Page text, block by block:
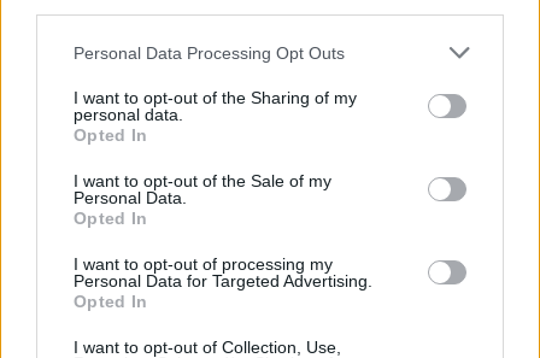
Personal Data Processing Opt Outs
I want to opt-out of the Sharing of my
personal data.
Opted In
I want to opt-out of the Sale of my
Personal Data.
Opted In
I want to opt-out of processing my
Personal Data for Targeted Advertising.
Opted In
I want to opt-out of Collection, Use,
Ennen IJ-lahtena tunnettu IJ-joki Amsterdamin
päärautatieaseman takana on nykyään kaupungin uuden
arkkitehtuurin esittelypaikka ja mukava merellinen alue
myöden. Hyvät näkymät saa kun nousee lauttaan, ja
reiteistä paras on paikallisten mielestä vartin matka NDSM
ravintoloita ja kahviloita, kuten myös ns. Pannukakkuvene,